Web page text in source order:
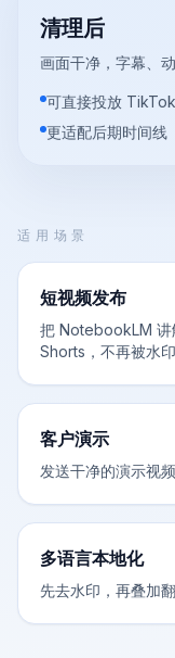
清理后
画面干净，字幕、
可直接投放
更适配后期时间线
适用场景
短视频发布
把 NotebookLM 讲
Shorts，不再被水印
客户演示
发送干净的演示视
多语言本地化
先去水印，再叠加